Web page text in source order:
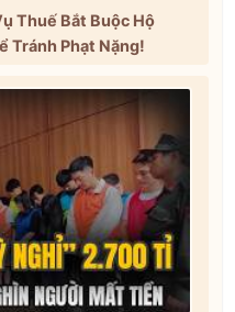
Thuế Bắt Buộc Hộ
Tránh Phạt Nặng!